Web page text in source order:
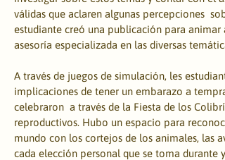
válidas que aclaren algunas percepciones
estudiante creó una publicación para
asesoría especializada en las diversas
​A través de juegos de simulación, les
implicaciones de tener un embarazo a
celebraron  a través de la Fiesta de los
reproductivos. Hubo un espacio para
mundo con los cortejos de los animales, las
cada elección personal que se toma